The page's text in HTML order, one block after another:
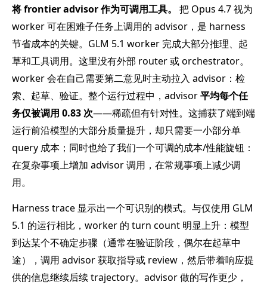
将 frontier advisor 作为可调用工具。
把 Opus 4.7 视为
worker 可在困难子任务上调用的 advisor，是 harness
节省成本的关键。GLM 5.1 worker 完成大部分推理、起
草和工具调用。这里没有外部 router 或 orchestrator。
worker 会在自己需要第二意见时主动拉入 advisor：检
索、起草、验证。整个运行过程中，advisor平均每个任
务仅被调用 0.83 次——稀疏但有针对性。这捕获了端到端
运行前沿模型的大部分质量提升，却只需要一小部分单
query 成本；同时也给了我们一个可调的成本/性能旋钮：
在复杂事项上增加 advisor 调用，在常规事项上减少调
用。
Harness trace 显示出一个可识别的模式。与仅使用 GLM
5.1 的运行相比，worker 的 turn count 明显上升：模型
到达某个不确定步骤（通常在验证阶段，偶尔在起草中
途），调用 advisor 获取指导或 review，然后带着响应提
供的信息继续后续 trajectory。advisor 做的写作更少，